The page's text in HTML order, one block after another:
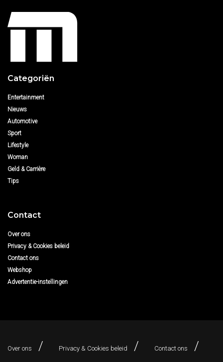
Categoriën
Entertainment
Nieuws
Automotive
Sport
Lifestyle
Woman
Geld & Carrière
Tips
Contact
Over ons
Privacy & Cookies beleid
Contact ons
Webshop
Advertentie-instellingen
Over ons Privacy & Cookies beleid Contact ons